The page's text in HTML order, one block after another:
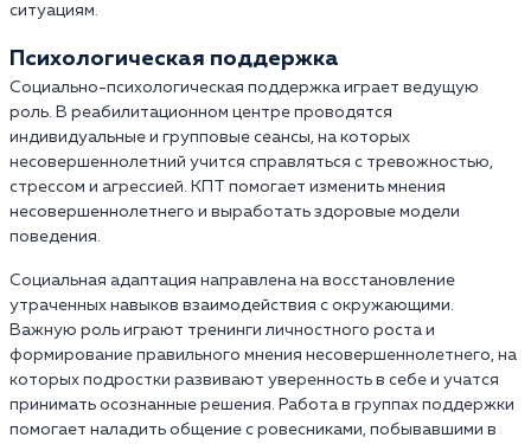
ситуациям.
Психологическая поддержка
Социально-психологическая поддержка играет ведущую
роль. В реабилитационном центре проводятся
индивидуальные и групповые сеансы, на которых
несовершеннолетний учится справляться с тревожностью,
стрессом и агрессией. КПТ помогает изменить мнения
несовершеннолетнего и выработать здоровые модели
поведения.
Социальная адаптация направлена на восстановление
утраченных навыков взаимодействия с окружающими.
Важную роль играют тренинги личностного роста и
формирование правильного мнения несовершеннолетнего, на
которых подростки развивают уверенность в себе и учатся
принимать осознанные решения. Работа в группах поддержки
помогает наладить общение с ровесниками, побывавшими в